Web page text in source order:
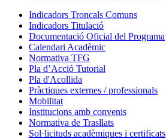
Indicadors Troncals Comuns
Indicadors Titulació
Documentació Oficial del Programa
Calendari Acadèmic
Normativa TFG
Pla d’Acció Tutorial
Pla d'Acollida
Pràctiques externes / professionals
Mobilitat
Institucions amb convenis
Normativa de Trasllats
Sol·licituds acadèmiques i certificats